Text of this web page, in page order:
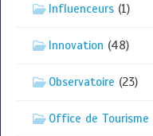
Influenceurs (1)
Innovation (48)
Observatoire (23)
Office de Tourisme